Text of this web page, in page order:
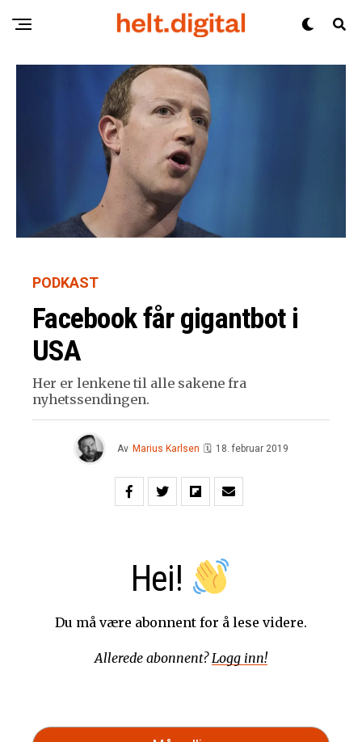
PODKAST
Facebook får gigantbot i
USA
Her er lenkene til alle sakene fra
nyhetssendingen.
Av Marius Karlsen 🗓 18. februar 2019
Hei!
Du må være abonnent for å lese videre.
Allerede abonnent? Logg inn!